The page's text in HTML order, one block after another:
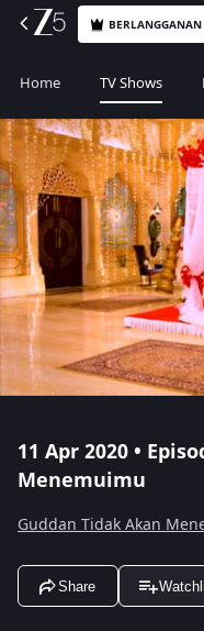
BERLANGGANAN
Home TV Shows
11 Apr 2020 •
Menemuimu
Guddan Tidak Akan
Share